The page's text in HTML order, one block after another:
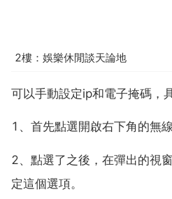
2樓：娛樂休閒談天論地
可以手動設定ip和電子掩碼，
1、首先點選開啟右下角的無線
2、點選了之後，在彈出的視
定這個選項。